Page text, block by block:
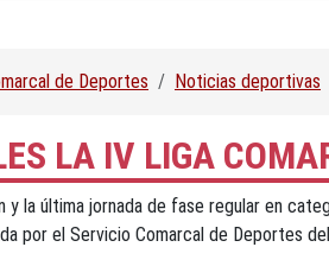
de Deportes Noticias deportivas
LA IV LIGA
la última jornada de fase regular en
por el Servicio Comarcal de Deportes